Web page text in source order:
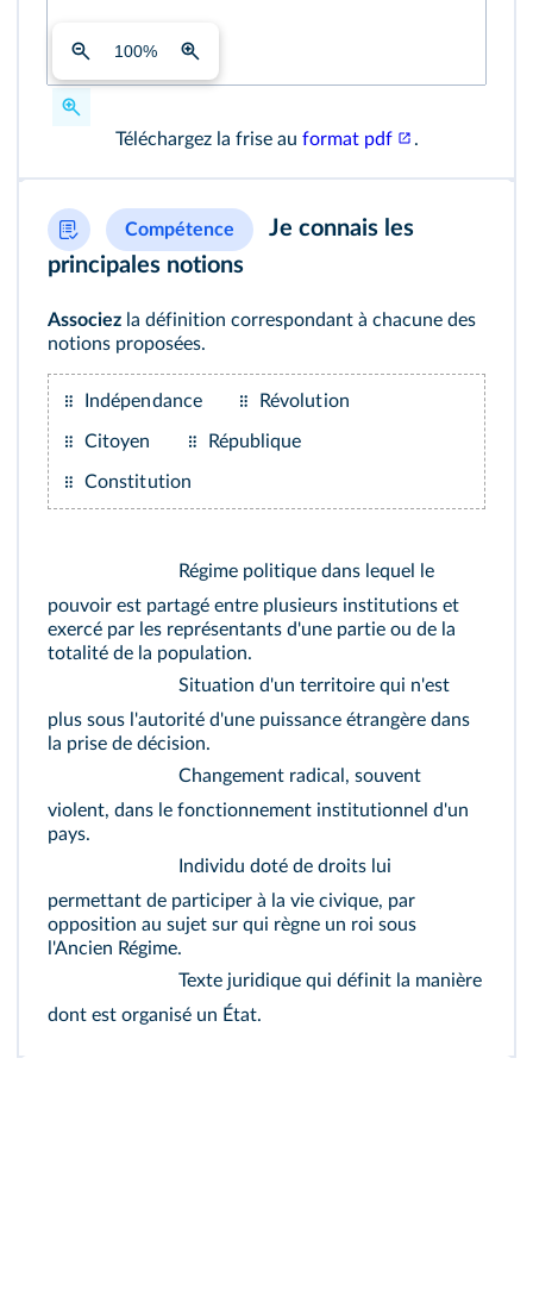
100%
Téléchargez la frise au format pdf .
Compétence
principales notions
Associez la définition correspondant à chacune des
notions proposées.
Indépendance Révolution
Citoyen République
Constitution
Régime politique dans lequel le
pouvoir est partagé entre plusieurs institutions et
exercé par les représentants d'une partie ou de la
totalité de la population.
Situation d'un territoire qui n'est
plus sous l'autorité d'une puissance étrangère dans
la prise de décision.
Changement radical, souvent
violent, dans le fonctionnement institutionnel d'un
pays.
Individu doté de droits lui
permettant de participer à la vie civique, par
opposition au sujet sur qui règne un roi sous
l'Ancien Régime.
Texte juridique qui définit la manière
dont est organisé un État.